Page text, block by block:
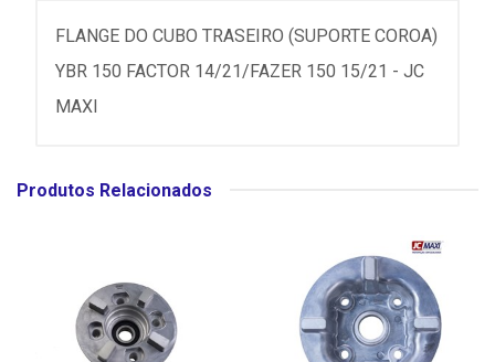
FLANGE DO CUBO TRASEIRO (SUPORTE COROA)
YBR 150 FACTOR 14/21/FAZER 150 15/21 - JC
MAXI
Produtos Relacionados